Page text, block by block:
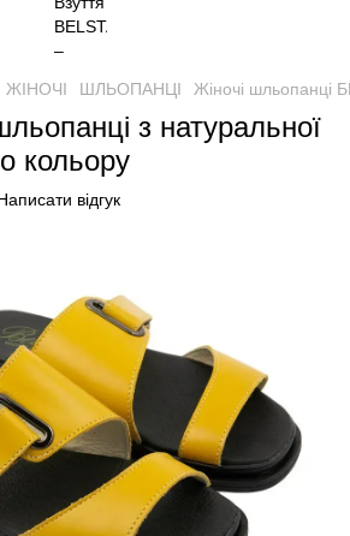
ЖІНОЧІ ШЛЬОПАНЦІ Жіночі шльопанці
з натуральної
кольору
відгук